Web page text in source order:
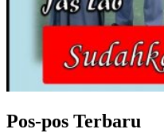
Pos-pos Terbaru